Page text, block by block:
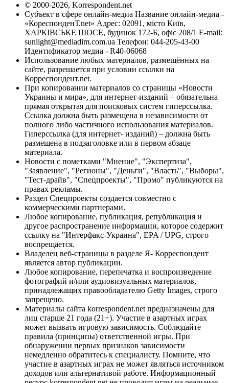
© 2000-2026, Korrespondent.net
Субъект в сфере онлайн-медиа Название онлайн-медиа -
«КореспонденТ.net» Адрес: 02091, місто Київ,
ХАРКІВСЬКЕ ШОСЕ, будинок 172-Б, офіс 208/1 E-mail:
sunlight@mediadim.com.ua Телефон: 044-205-43-00
Идентификатор медиа - R40-06068
Использование любых материалов, размещённых на
сайте, разрешается при условии ссылки на
Корреспондент.net.
При копировании материалов со страницы «Новости
Украины и мира», для интернет-изданий – обязательна
прямая открытая для поисковых систем гиперссылка.
Ссылка должна быть размещена в независимости от
полного либо частичного использования материалов.
Гиперссылка (для интернет- изданий) – должна быть
размещена в подзаголовке или в первом абзаце
материала.
Новости с пометками "Мнение", "Экспертиза",
"Заявление", "Регионы", "Деньги", "Власть", "Выборы",
"Тест-драйв", "Спецпроекты", "Промо" публикуются на
правах рекламы.
Раздел Спецпроекты создается совместно с
коммерческими партнерами.
Любое копирование, публикация, републикация и
другое распространение информации, которое содержит
ссылку на "Интерфакс-Украина", EPA / UPG, строго
воспрещается.
Владелец веб-страницы в разделе Я- Корреспондент
является автор публикации.
Любое копирование, перепечатка и воспроизведение
фотографий и/или аудиовизуальных материалов,
принадлежащих правообладателю Getty Images, строго
запрещено.
Материалы сайта korrespondent.net предназначены для
лиц старше 21 года (21+). Участие в азартных играх
может вызвать игровую зависимость. Соблюдайте
правила (принципы) ответственной игры. При
обнаружении первых признаков зависимости
немедленно обратитесь к специалисту. Помните, что
участие в азартных играх не может являться источником
доходов или альтернативой работе. Информационный